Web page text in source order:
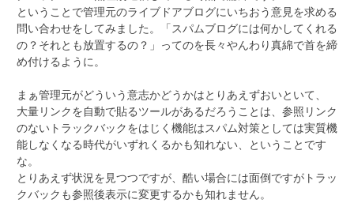
ということで管理元のライブドアブログにいちおう意見を求める
問い合わせをしてみました。「スパムブログには何かしてくれる
の？それとも放置するの？」ってのを長々やんわり真綿で首を締
め付けるように。
まぁ管理元がどういう意志かどうかはとりあえずおいといて、
大量リンクを自動で貼るツールがあるだろうことは、参照リンク
のないトラックバックをはじく機能はスパム対策としては実質機
能しなくなる時代がいずれくるかも知れない、ということです
な。
とりあえず状況を見つつですが、酷い場合には面倒ですがトラッ
クバックも参照後表示に変更するかも知れません。